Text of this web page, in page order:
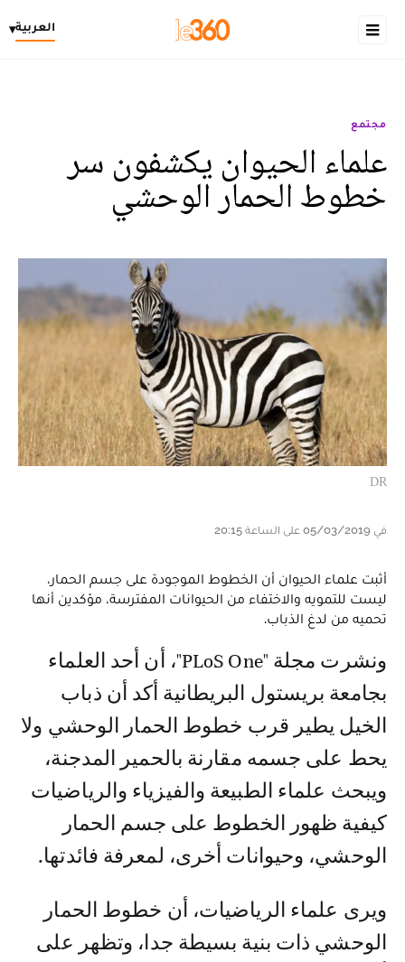
العربية▾
مجتمع
علماء الحيوان يكشفون سر
خطوط الحمار الوحشي
DR
في 05/03/2019 على الساعة 20:15
أثبت علماء الحيوان أن الخطوط الموجودة على جسم الحمار،
ليست للتمويه والاختفاء من الحيوانات المفترسة، مؤكدين أنها
تحميه من لدغ الذباب.
ونشرت مجلة "PLoS One"، أن أحد العلماء
بجامعة بريستول البريطانية أكد أن ذباب
الخيل يطير قرب خطوط الحمار الوحشي ولا
يحط على جسمه مقارنة بالحمير المدجنة،
ويبحث علماء الطبيعة والفيزياء والرياضيات
كيفية ظهور الخطوط على جسم الحمار
الوحشي، وحيوانات أخرى، لمعرفة فائدتها.
ويرى علماء الرياضيات، أن خطوط الحمار
الوحشي ذات بنية بسيطة جدا، وتظهر على